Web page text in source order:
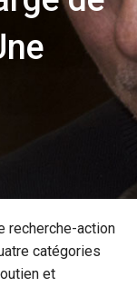
recherche-action
catégories
et